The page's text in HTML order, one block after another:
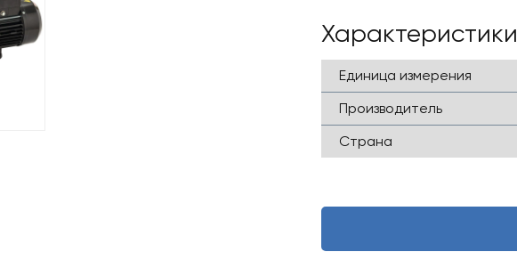
Характеристики
Единица измерения
Производитель
Страна